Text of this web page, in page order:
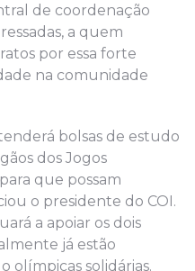
de coordenação
a quem
por essa forte
na comunidade
bolsas de estudo
dos Jogos
que possam
o presidente do COI.
a apoiar os dois
já estão
olímpicas solidárias.